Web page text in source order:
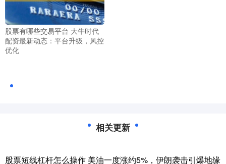
股票有哪些交易平台 大牛时代
配资最新动态：平台升级，风控
优化
相关更新
股票短线杠杆怎么操作 美油一度涨约5%，伊朗袭击引爆地缘